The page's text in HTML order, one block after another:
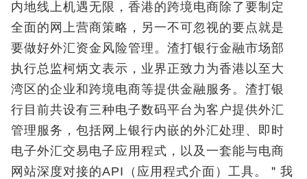
内地线上机遇无限，香港的跨境电商除了要制定
全面的网上营商策略，另一不可忽视的要点就是
要做好外汇资金风险管理。渣打银行金融市场部
执行总监柯炳文表示，业界正致力为香港以至大
湾区的企业和跨境电商等提供金融服务。渣打银
行目前共设有三种电子数码平台为客户提供外汇
管理服务，包括网上银行内嵌的外汇处理、即时
电子外汇交易电子应用程式，以及一套能与电商
网站深度对接的API（应用程式介面）工具。＂我